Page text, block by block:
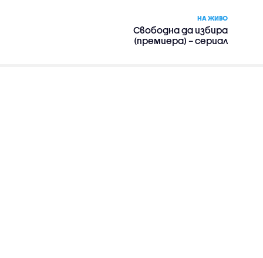
НА ЖИВО
Свободна да избира
(премиера) – сериал